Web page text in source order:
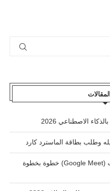
كيفية إنشاء اجتماع على جوجل ميت (Google Meet) خطوة بخطوة